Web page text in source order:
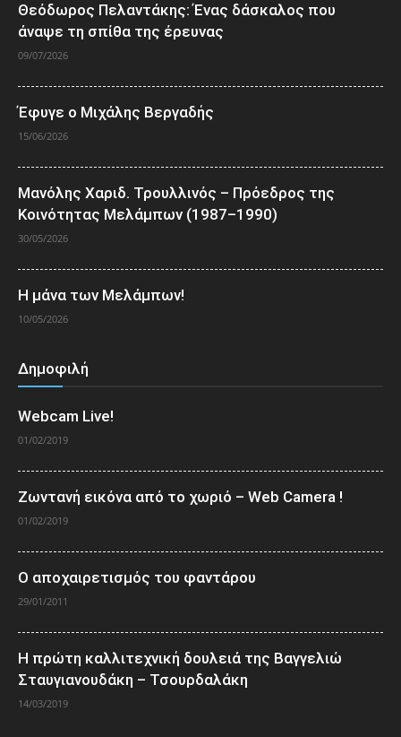
Θεόδωρος Πελαντάκης: Ένας δάσκαλος που
άναψε τη σπίθα της έρευνας
09/07/2026
Έφυγε ο Μιχάλης Βεργαδής
15/06/2026
Μανόλης Χαριδ. Τρουλλινός – Πρόεδρος της
Κοινότητας Μελάμπων (1987–1990)
30/05/2026
Η μάνα των Μελάμπων!
10/05/2026
Δημοφιλή
Webcam Live!
01/02/2019
Ζωντανή εικόνα από το χωριό – Web Camera !
01/02/2019
Ο αποχαιρετισμός του φαντάρου
29/01/2011
Η πρώτη καλλιτεχνική δουλειά της Βαγγελιώ
Σταυγιανουδάκη – Τσουρδαλάκη
14/03/2019